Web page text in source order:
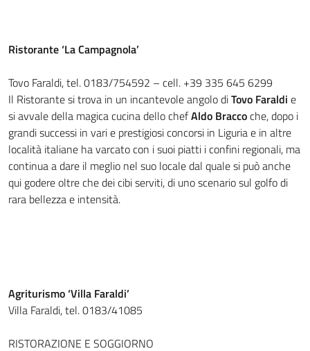
Ristorante ‘La Campagnola’
Tovo Faraldi, tel. 0183/754592 – cell. +39 335 645 6299
Il Ristorante si trova in un incantevole angolo diTovo Faraldi e
si avvale della magica cucina dello chefAldo Braccoche, dopo i
grandi successi in vari e prestigiosi concorsi in Liguria e in altre
località italiane ha varcato con i suoi piatti i confini regionali, ma
continua a dare il meglio nel suo locale dal quale si può anche
qui godere oltre che dei cibi serviti, di uno scenario sul golfo di
rara bellezza e intensità.
Agriturismo ‘Villa Faraldi’
Villa Faraldi, tel. 0183/41085
RISTORAZIONE E SOGGIORNO